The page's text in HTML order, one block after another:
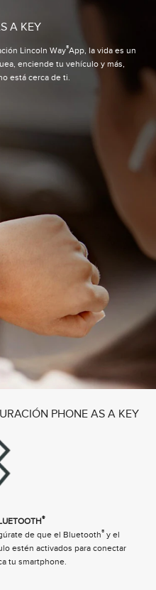
A KEY
Lincoln Way®App, la vida es un
enciende tu vehículo y más,
está cerca de ti.
PHONE AS A KEY
®
de que el Bluetooth® y el
estén activados para conectar
tu smartphone.